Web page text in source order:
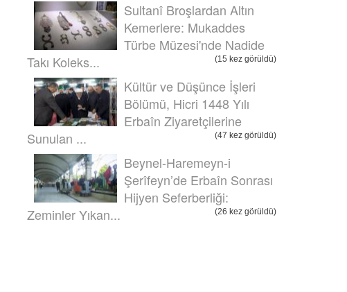
Sultanî Broşlardan Altın
Kemerlere: Mukaddes
Türbe Müzesi'nde Nadide
Takı Koleks...
(15 kez görüldü)
Kültür ve Düşünce İşleri
Bölümü, Hicri 1448 Yılı
Erbaîn Ziyaretçilerine
Sunulan ...
(47 kez görüldü)
Beynel-Haremeyn-i
Şerîfeyn’de Erbaîn Sonrası
Hijyen Seferberliği:
Zeminler Yıkan...
(26 kez görüldü)